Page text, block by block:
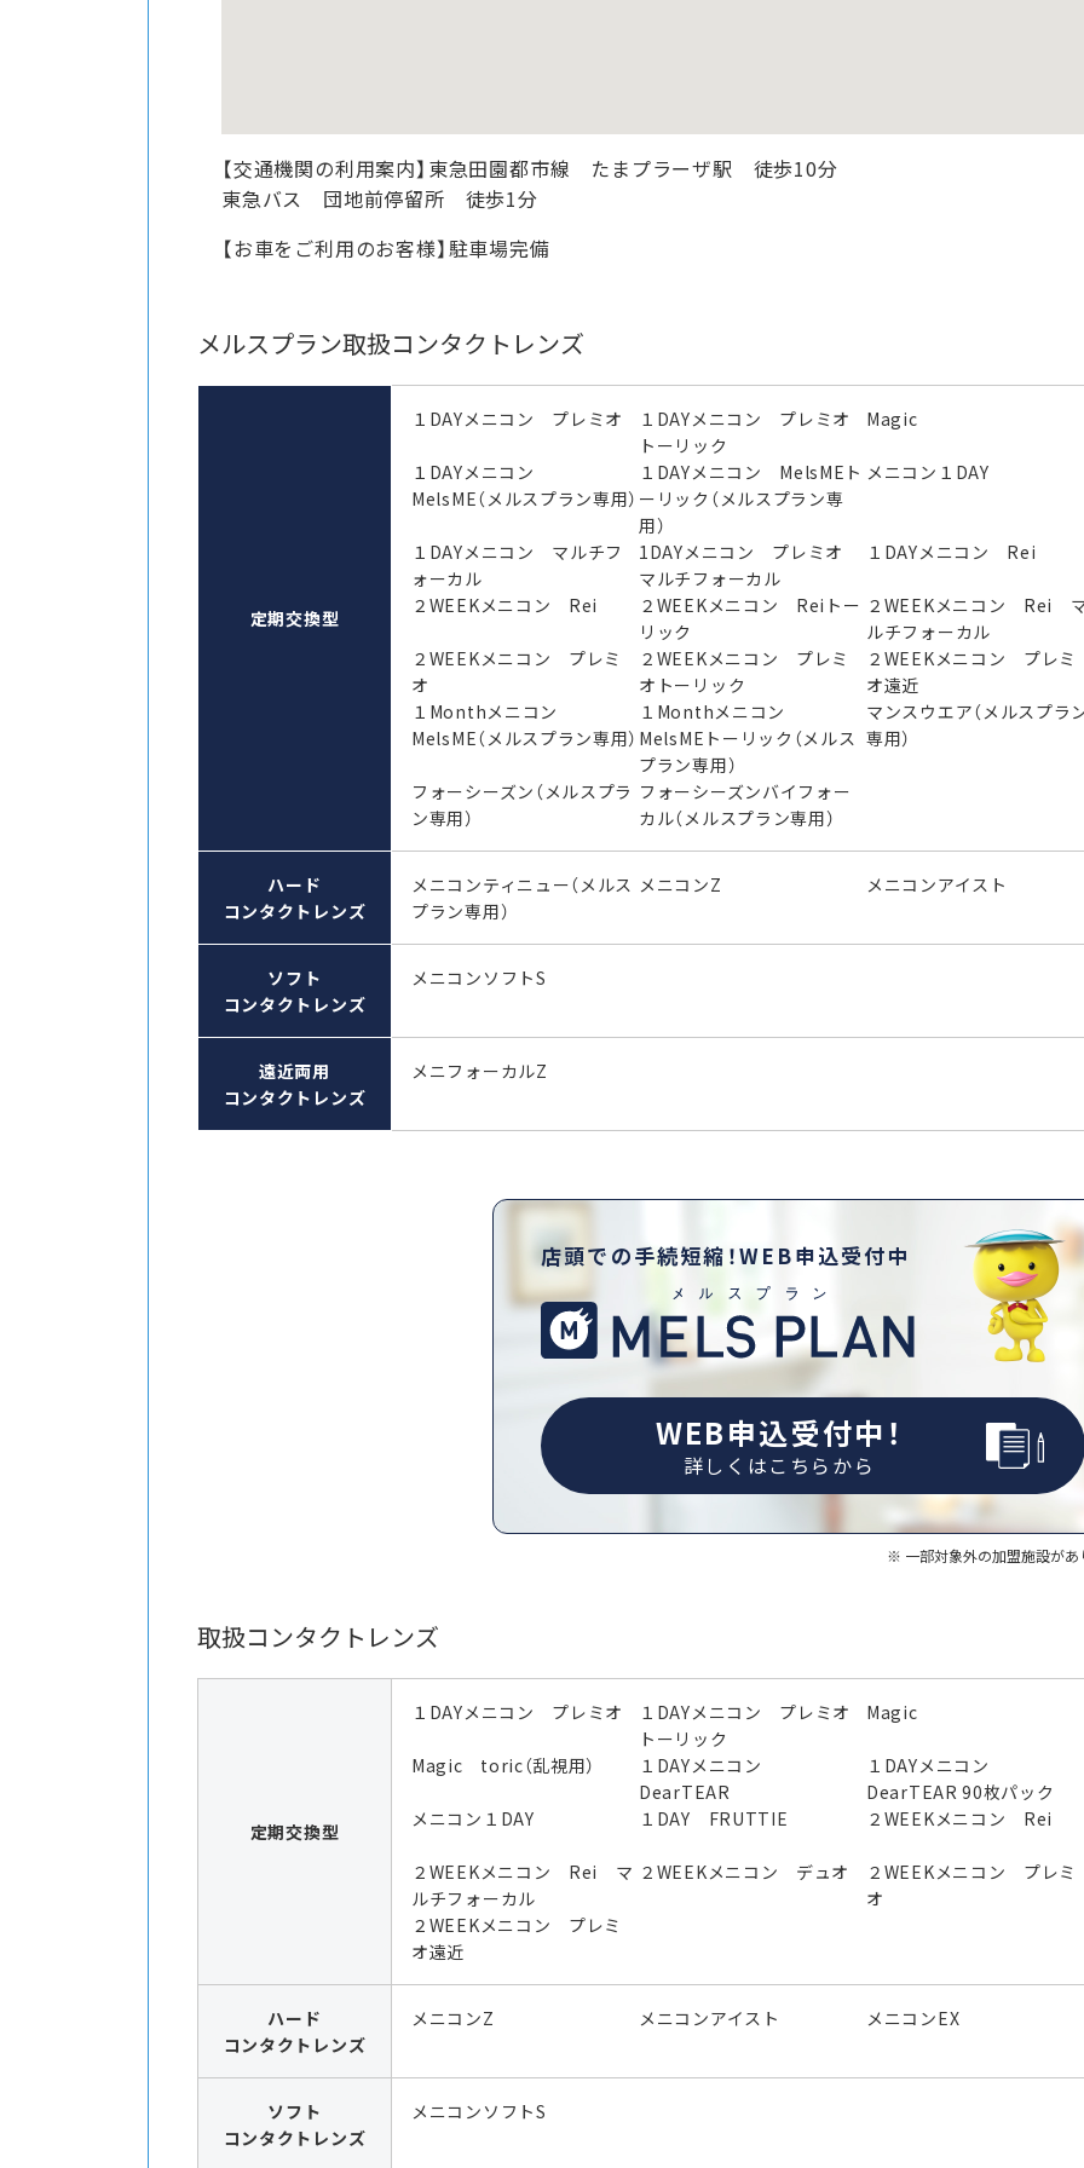
【交通機関の利用案内】東急田園都市線 たまプラーザ駅 徒歩10分
東急バス 団地前停留所 徒歩1分
【お車をご利用のお客様】駐車場完備
メルスプラン取扱コンタクトレンズ
定期交換型
１DAYメニコン プレミオ
１DAYメニコン プレミオ
トーリック
Magic
１DAYメニコン
MelsME（メルスプラン専用）
１DAYメニコン MelsMEト
ーリック（メルスプラン専
用）
メニコン１DAY
１DAYメニコン マルチフ
ォーカル
1DAYメニコン プレミオ
マルチフォーカル
１DAYメニコン Rei
２WEEKメニコン Rei
２WEEKメニコン Reiトー
リック
２WEEKメニコン Rei
ルチフォーカル
２WEEKメニコン プレミ
オ
２WEEKメニコン プレミ
オトーリック
２WEEKメニコン プレミ
オ遠近
１Monthメニコン
MelsME（メルスプラン専用）
１Monthメニコン
MelsMEトーリック（メルス
プラン専用）
マンスウエア（メルスプラ
専用）
フォーシーズン（メルスプラ
ン専用）
フォーシーズンバイフォー
カル（メルスプラン専用）
ハード
コンタクトレンズ
メニコンティニュー（メルス
プラン専用）
メニコンZ メニコンアイスト
ソフト
コンタクトレンズ
メニコンソフトS
遠近両用
コンタクトレンズ
メニフォーカルZ
店頭での手続短縮！WEB申込受付中
WEB申込受付中！
詳しくはこちらから
一部対象外の加盟施設があ
取扱コンタクトレンズ
定期交換型
１DAYメニコン プレミオ
１DAYメニコン プレミオ
トーリック
Magic
Magic toric（乱視用）
１DAYメニコン
DearTEAR
１DAYメニコン
DearTEAR 90枚パック
メニコン１DAY
１DAY FRUTTIE ２WEEKメニコン Rei
２WEEKメニコン Rei マ
ルチフォーカル
２WEEKメニコン デュオ
２WEEKメニコン プレミ
オ
２WEEKメニコン プレミ
オ遠近
ハード
コンタクトレンズ
メニコンZ メニコンアイスト メニコンEX
ソフト
コンタクトレンズ
メニコンソフトS